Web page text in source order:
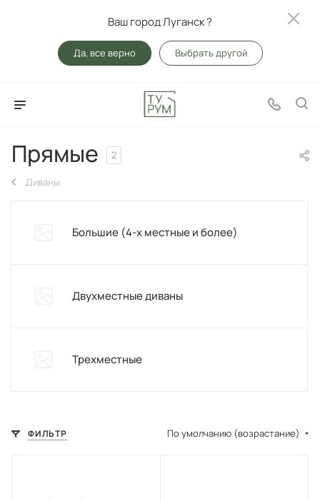
Ваш город Луганск ?
Да, все верно Выбрать другой
Прямые 2
Диваны
Большие (4-х местные и более)
Двухместные диваны
Трехместные
ФИЛЬТР По умолчанию (возрастание)